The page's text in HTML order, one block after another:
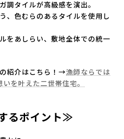
調タイルが高級感を演出。
、色むらのあるタイルを使用し
をあしらい、敷地全体での統一
紹介はこちら！→漁師ならでは
を叶えた二世帯住宅。
るポイント≫